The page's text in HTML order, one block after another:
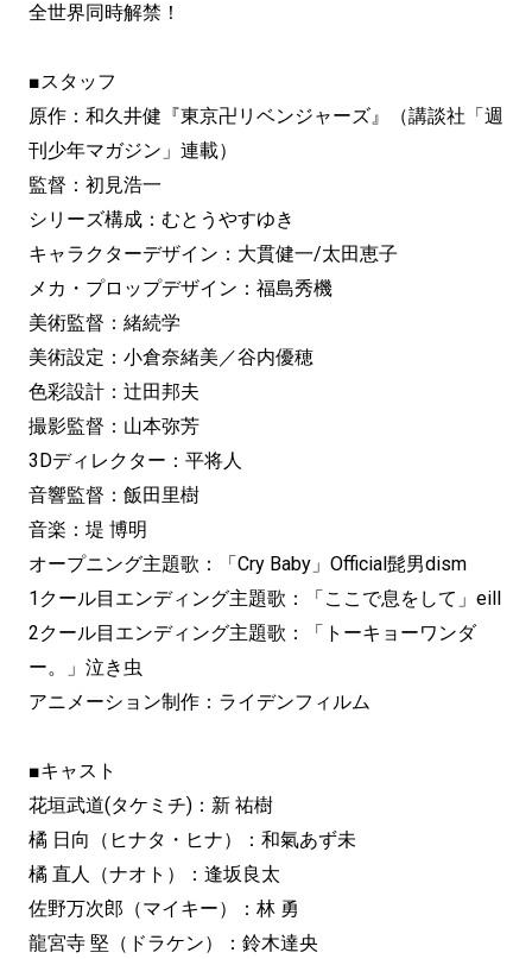
全世界同時解禁！
■スタッフ
原作：和久井健『東京卍リベンジャーズ』（講談社「週
刊少年マガジン」連載）
監督：初見浩一
シリーズ構成：むとうやすゆき
キャラクターデザイン：大貫健一/太田恵子
メカ・プロップデザイン：福島秀機
美術監督：緒続学
美術設定：小倉奈緒美／谷内優穂
色彩設計：辻田邦夫
撮影監督：山本弥芳
3Dディレクター：平将人
音響監督：飯田里樹
音楽：堤 博明
オープニング主題歌：「Cry Baby」Official髭男dism
1クール目エンディング主題歌：「ここで息をして」eill
2クール目エンディング主題歌：「トーキョーワンダ
ー。」泣き虫
アニメーション制作：ライデンフィルム
■キャスト
花垣武道(タケミチ)：新 祐樹
橘 日向（ヒナタ・ヒナ）：和氣あず未
橘 直人（ナオト）：逢坂良太
佐野万次郎（マイキー）：林 勇
龍宮寺 堅（ドラケン）：鈴木達央